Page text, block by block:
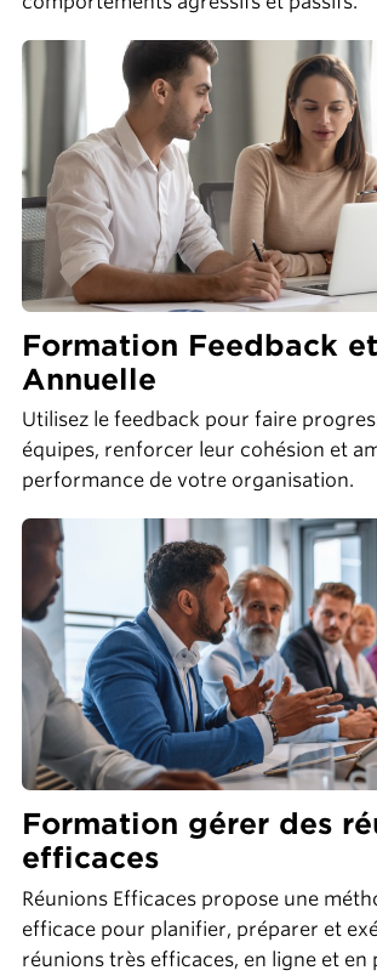
Formation Feedback
Annuelle
Utilisez le feedback pour faire
équipes, renforcer leur cohésion et
performance de votre organisation.
Formation gérer des
efficaces
Réunions Efficaces propose une
efficace pour planifier, préparer et
réunions très efficaces, en ligne et en